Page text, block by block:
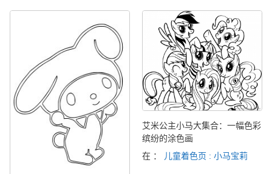
艾米公主小马大集合：一幅色彩
缤纷的涂色画
在 ：
儿童着色页 : 小马宝莉